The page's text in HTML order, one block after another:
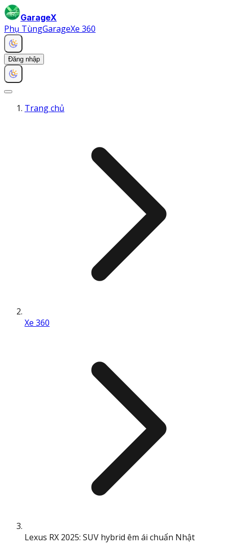
GarageX
Phụ TùngGarageXe 360
Đăng nhập
Trang chủ
Xe 360
Lexus RX 2025: SUV hybrid êm ái chuẩn Nhật